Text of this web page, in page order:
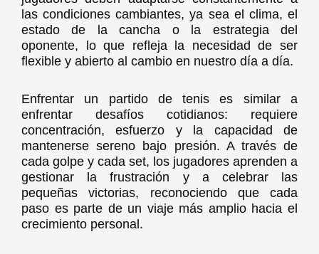
las condiciones cambiantes, ya sea el clima, el
estado de la cancha o la estrategia del
oponente, lo que refleja la necesidad de ser
flexible y abierto al cambio en nuestro día a día.
Enfrentar un partido de tenis es similar a
enfrentar desafíos cotidianos: requiere
concentración, esfuerzo y la capacidad de
mantenerse sereno bajo presión. A través de
cada golpe y cada set, los jugadores aprenden a
gestionar la frustración y a celebrar las
pequeñas victorias, reconociendo que cada
paso es parte de un viaje más amplio hacia el
crecimiento personal.